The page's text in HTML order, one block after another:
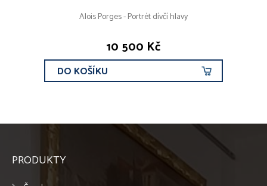
Alois Porges - Portrét dívčí hlavy
10 500 Kč
DO KOŠÍKU
PRODUKTY